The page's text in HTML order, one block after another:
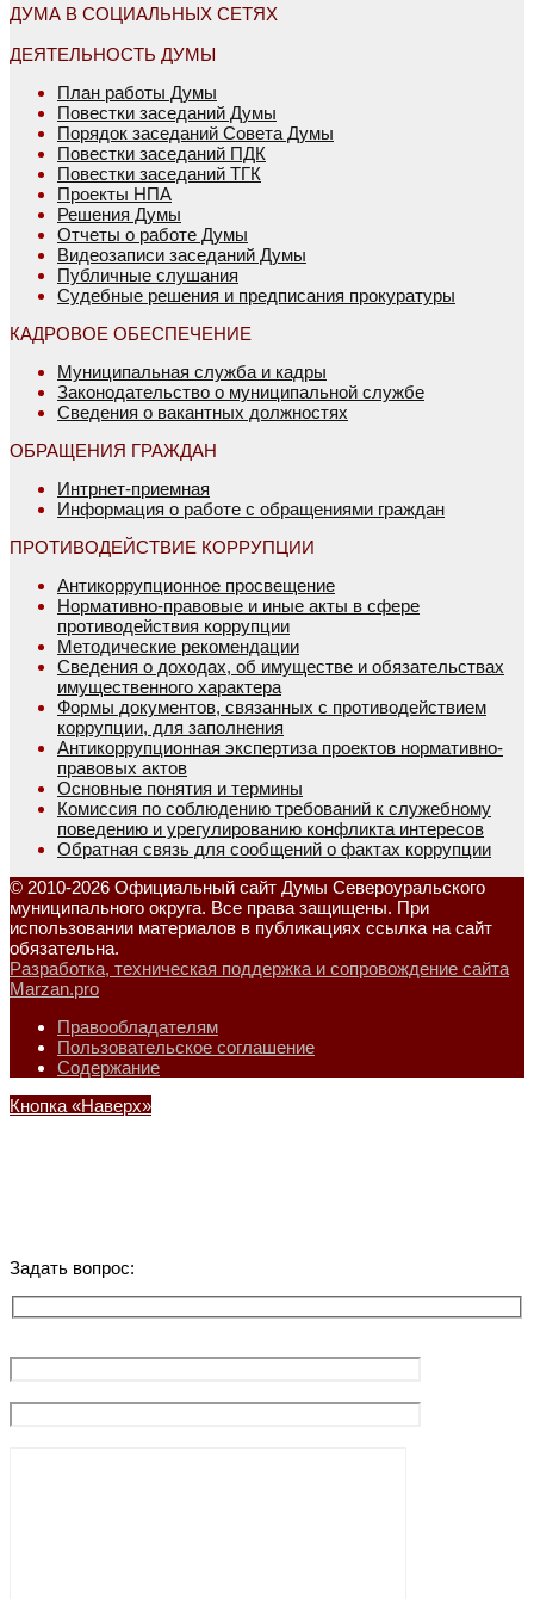
ДУМА В СОЦИАЛЬНЫХ СЕТЯХ
ДЕЯТЕЛЬНОСТЬ ДУМЫ
План работы Думы
Повестки заседаний Думы
Порядок заседаний Совета Думы
Повестки заседаний ПДК
Повестки заседаний ТГК
Проекты НПА
Решения Думы
Отчеты о работе Думы
Видеозаписи заседаний Думы
Публичные слушания
Судебные решения и предписания прокуратуры
КАДРОВОЕ ОБЕСПЕЧЕНИЕ
Муниципальная служба и кадры
Законодательство о муниципальной службе
Сведения о вакантных должностях
ОБРАЩЕНИЯ ГРАЖДАН
Интрнет-приемная
Информация о работе с обращениями граждан
ПРОТИВОДЕЙСТВИЕ КОРРУПЦИИ
Антикоррупционное просвещение
Нормативно-правовые и иные акты в сфере
противодействия коррупции
Методические рекомендации
Сведения о доходах, об имуществе и обязательствах
имущественного характера
Формы документов, связанных с противодействием
коррупции, для заполнения
Антикоррупционная экспертиза проектов нормативно-
правовых актов
Основные понятия и термины
Комиссия по соблюдению требований к служебному
поведению и урегулированию конфликта интересов
Обратная связь для сообщений о фактах коррупции
© 2010-2026 Официальный сайт Думы Североуральского
муниципального округа. Все права защищены. При
использовании материалов в публикациях ссылка на сайт
обязательна.
Разработка, техническая поддержка и сопровождение сайта
Marzan.pro
Правообладателям
Пользовательское соглашение
Содержание
Кнопка «Наверх»
Задать вопрос: